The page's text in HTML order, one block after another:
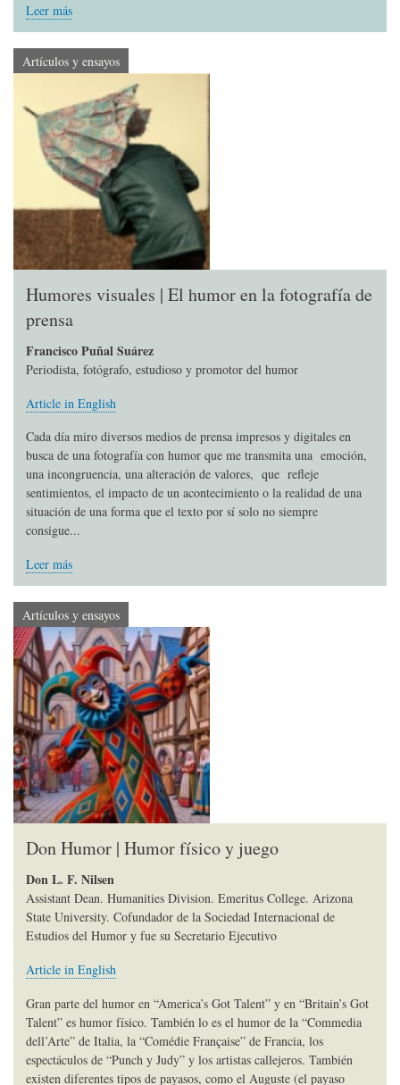
Leer más
Artículos y ensayos
Humores visuales | El humor en la fotografía de
prensa
Francisco Puñal Suárez
Periodista, fotógrafo, estudioso y promotor del humor
Article in English
Cada día miro diversos medios de prensa impresos y digitales en
busca de una fotografía con humor que me transmita una emoción,
una incongruencia, una alteración de valores, que refleje
sentimientos, el impacto de un acontecimiento o la realidad de una
situación de una forma que el texto por sí solo no siempre
consigue...
Leer más
Artículos y ensayos
Don Humor | Humor físico y juego
Don L. F. Nilsen
Assistant Dean. Humanities Division. Emeritus College. Arizona
State University. Cofundador de la Sociedad Internacional de
Estudios del Humor y fue su Secretario Ejecutivo
Article in English
Gran parte del humor en “America’s Got Talent” y en “Britain’s Got
Talent” es humor físico. También lo es el humor de la “Commedia
dell’Arte” de Italia, la “Comédie Française” de Francia, los
espectáculos de “Punch y Judy” y los artistas callejeros. También
existen diferentes tipos de payasos, como el Auguste (el payaso